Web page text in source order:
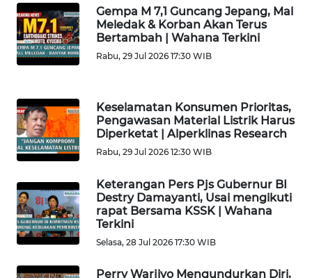
Gempa M 7,1 Guncang Jepang, Mal
Meledak & Korban Akan Terus
Bertambah | Wahana Terkini
Rabu, 29 Jul 2026 17:30 WIB
Keselamatan Konsumen Prioritas,
Pengawasan Material Listrik Harus
Diperketat | Alperklinas Research
Rabu, 29 Jul 2026 12:30 WIB
Keterangan Pers Pjs Gubernur BI
Destry Damayanti, Usai mengikuti
rapat Bersama KSSK | Wahana
Terkini
Selasa, 28 Jul 2026 17:30 WIB
Perry Warjiyo Mengundurkan Diri,
KALBAR
WN
KALTENG
KALTARA
WN
KALSEL
WN
KALTIM
SULSEL